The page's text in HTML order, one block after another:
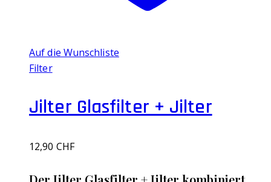
Auf die Wunschliste
Filter
Jilter Glasfilter + Jilter
12,90 CHF